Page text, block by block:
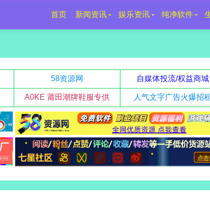
首页 新闻资讯 娱乐资讯 纯净软件
58资源网 自媒体投流/权益商城
A0KE 莆田潮牌鞋服专供 人气文字广告火爆招租